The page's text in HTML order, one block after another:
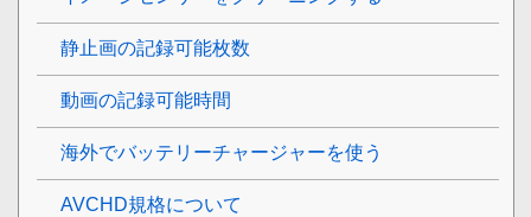
静止画の記録可能枚数
動画の記録可能時間
海外でバッテリーチャージャーを使う
AVCHD規格について